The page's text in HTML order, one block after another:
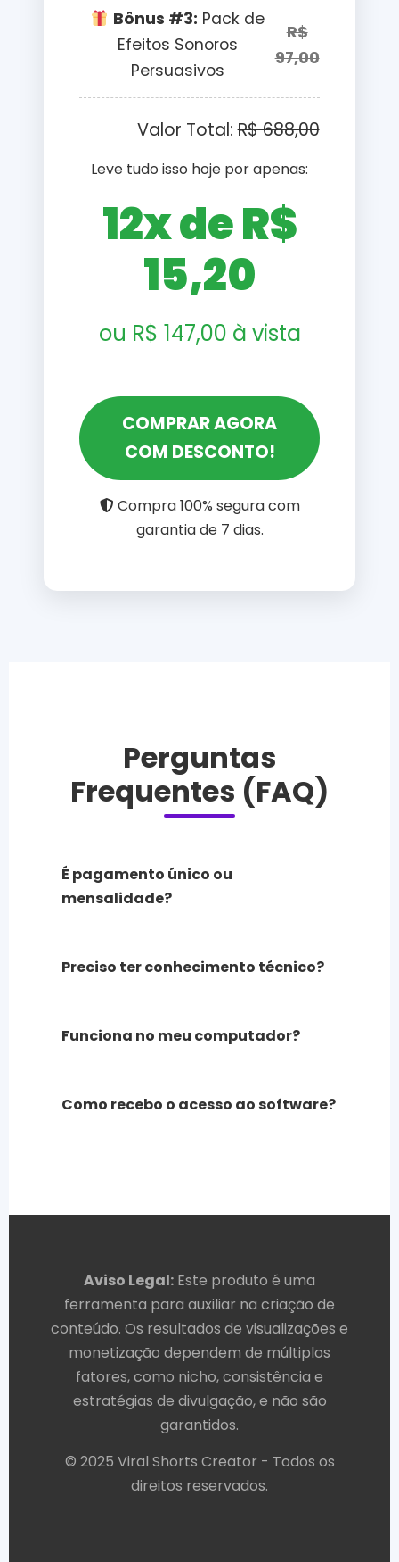
Bônus #3: Pack de
Efeitos Sonoros
Persuasivos
R$
97,00
Valor Total:R$ 688,00
Leve tudo isso hoje por apenas:
12x de R$
15,20
ou R$ 147,00 à vista
COMPRAR AGORA
COM DESCONTO!
Compra 100% segura com
garantia de 7 dias.
Perguntas
Frequentes (FAQ)
É pagamento único ou
mensalidade?
Preciso ter conhecimento técnico?
Funciona no meu computador?
Como recebo o acesso ao software?
Aviso Legal: Este produto é uma
ferramenta para auxiliar na criação de
conteúdo. Os resultados de visualizações e
monetização dependem de múltiplos
fatores, como nicho, consistência e
estratégias de divulgação, e não são
garantidos.
© 2025 Viral Shorts Creator - Todos os
direitos reservados.